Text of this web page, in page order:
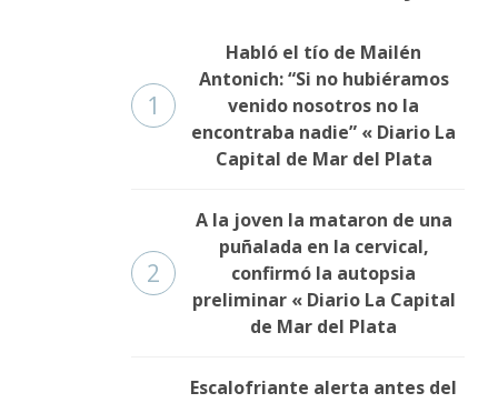
1
Habló el tío de Mailén
Antonich: “Si no hubiéramos
venido nosotros no la
encontraba nadie” « Diario La
Capital de Mar del Plata
2
A la joven la mataron de una
puñalada en la cervical,
confirmó la autopsia
preliminar « Diario La Capital
de Mar del Plata
Escalofriante alerta antes del